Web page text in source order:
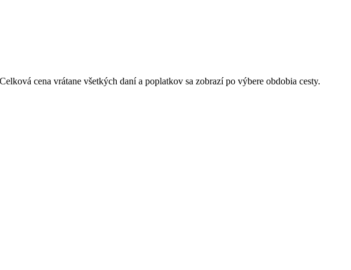
cena vrátane všetkých daní a poplatkov sa zobrazí po výbere obdobia cesty.